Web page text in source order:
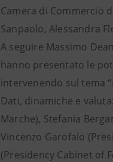
Camera di Commercio
Sanpaolo, Alessandra
A seguire Massimo
hanno presentato le
intervenendo sul tema
Dati, dinamiche e
Marche), Stefania
Vincenzo Garofalo
(Presidency Cabinet of